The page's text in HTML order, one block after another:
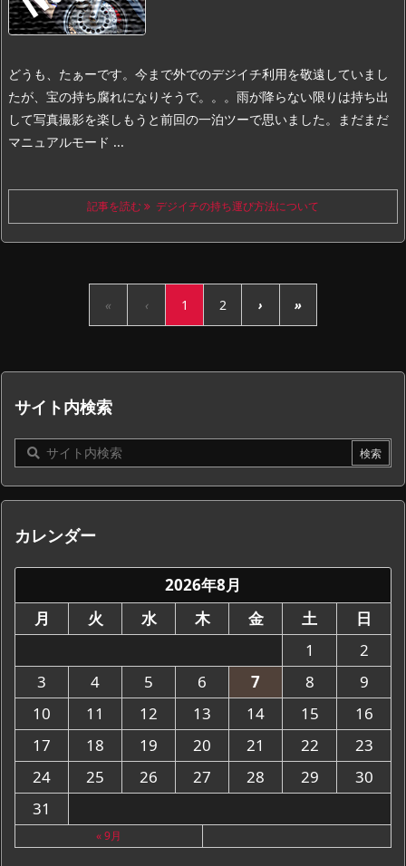
どうも、たぁーです。 今まで外でのデジイチ利用を敬遠していまし
たが、宝の持ち腐れになりそうで。。。 雨が降らない限りは持ち出
して写真撮影を楽しもうと前回の一泊ツーで思いました。
まだまだ
マニュアルモード ...
記事を読む デジイチの持ち運び方法について
« ‹ 1 2 › »
サイト内検索
カレンダー
2026年8月
月
火 水 木 金 土
日
1
2
3
4 5 6 7 8
9
10
11 12 13 14 15
16
17
18 19 20 21 22
23
24
25 26 27 28 29
30
31
« 9月